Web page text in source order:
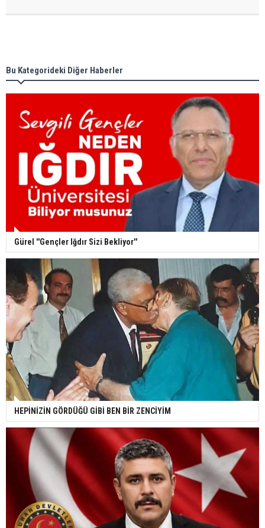
Bu Kategorideki Diğer Haberler
Gürel ''Gençler Iğdır Sizi Bekliyor''
HEPİNİZİN GÖRDÜĞÜ GİBİ BEN BİR ZENCİYİM